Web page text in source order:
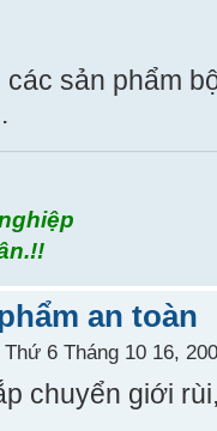
sản phẩm
an toàn
Thứ 6 Tháng 10 16,
chuyển giới